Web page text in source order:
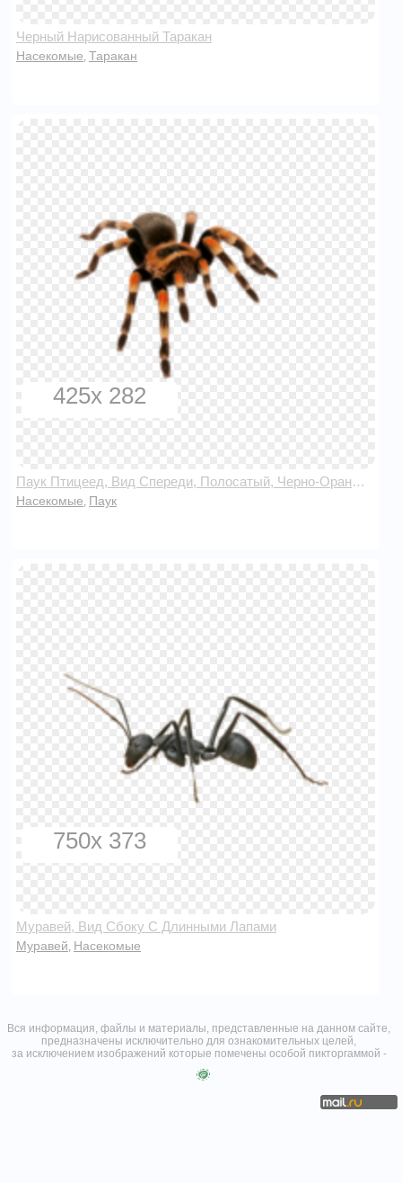
Черный Нарисованный Таракан
Насекомые Таракан
425x 282
Паук Птицеед, Вид Спереди, Полосатый, Черно-Оранжевый
Насекомые Паук
750x 373
Муравей, Вид Сбоку С Длинными Лапами
Муравей Насекомые
Вся информация, файлы и материалы, представленные на данном сайте,
предназначены исключительно для ознакомительных целей,
за исключением изображений которые помечены особой пикторгаммой -